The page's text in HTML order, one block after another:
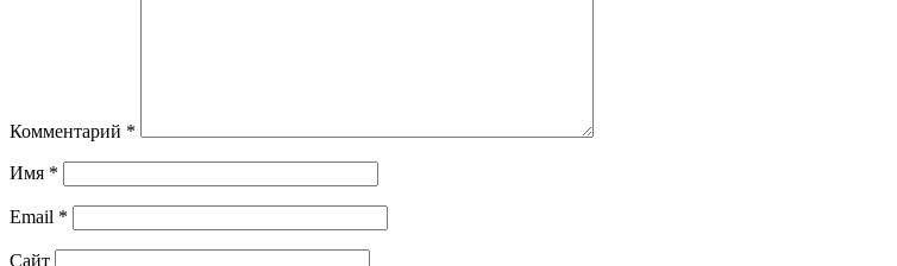
Комментарий *
Имя *
Email *
Сайт